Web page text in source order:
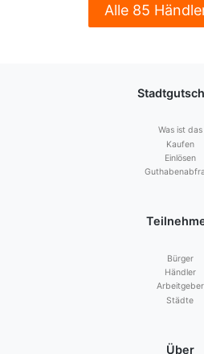
Alle 85
Was ist das
Kaufen
Einlösen
Bürger
Händler
Arbeitgeber
Städte
Über